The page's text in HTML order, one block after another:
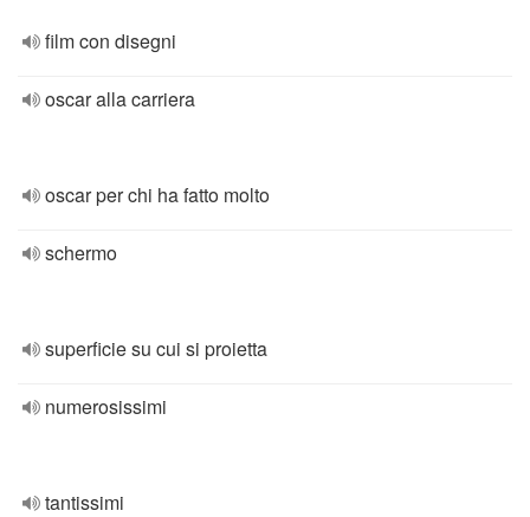
film con disegni
oscar alla carriera
oscar per chi ha fatto molto
schermo
superficie su cui si proietta
numerosissimi
tantissimi